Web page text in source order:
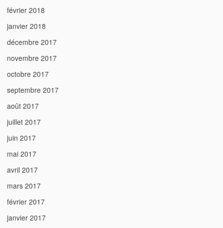
février 2018
janvier 2018
décembre 2017
novembre 2017
octobre 2017
septembre 2017
août 2017
juillet 2017
juin 2017
mai 2017
avril 2017
mars 2017
février 2017
janvier 2017